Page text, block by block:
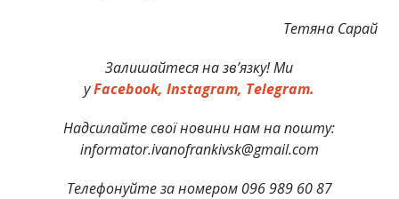
Тетяна Сарай
Залишайтеся на зв’язку! Ми
уFacebook, Instagram, Telegram.
Надсилайте свої новини нам на пошту:
informator.ivanofrankivsk@gmail.com
Телефонуйте за номером 096 989 60 87